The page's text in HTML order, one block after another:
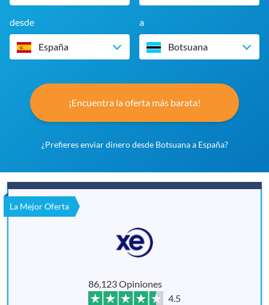
desde
España
a
Botsuana
¡Encuentra la oferta más barata!
¿Prefieres enviar dinero desde Botsuana a España?
La Mejor Oferta
86,123 Opiniones
4.5